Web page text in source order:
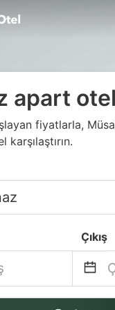
apart otel
fiyatlarla,
karşılaştırın.
Çıkış